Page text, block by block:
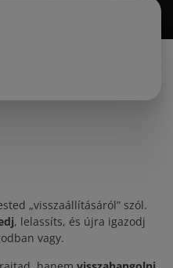
„visszaállításáról” szól.
, lelassíts, és újra igazodj
vagy.